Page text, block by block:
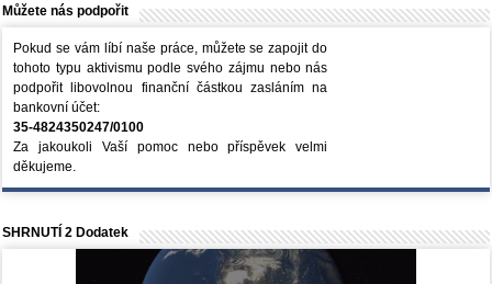
Můžete nás podpořit
Pokud se vám líbí naše práce, můžete se zapojit do
tohoto typu aktivismu podle svého zájmu nebo nás
podpořit libovolnou finanční částkou zasláním na
bankovní účet:
35-4824350247/0100
Za jakoukoli Vaší pomoc nebo příspěvek velmi
děkujeme.
SHRNUTÍ 2 Dodatek